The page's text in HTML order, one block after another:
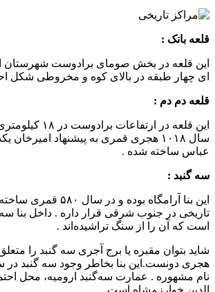
قلعه بانک :
این قلعه در بخش صومای برادوست شهرستان
ای چهار طبقه در بالای کوه و مخروطی شکل
قلعه دم دم :
این قلعه در
سال ۱۰۱۸ هجری قمری به پیشنهاد
عباس ساخته شده .
سه گنبد :
این بنا آرامگاه بوده و در
تاریخی در جنوب شرقی قرار داره . داخل بنا
است که آن را از سنگ تراشیده‌اند .
شاید بتوان مقبره یا برج آجری سه گنبد را
هجری دونست.این بنا بخاطر وجود سه گنبد در
نام مشهوره . عمارت سه‌گنبد ارومیه، محل
الدین خوارزمشاه است.